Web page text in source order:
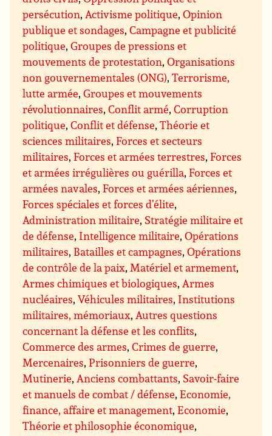
persécution,Activisme politique,Opinion
publique et sondages,Campagne et publicité
politique,Groupes de pressions et
mouvements de protestation,Organisations
non gouvernementales (ONG),Terrorisme,
lutte armée,Groupes et mouvements
révolutionnaires,Conflit armé,Corruption
politique,Conflit et défense,Théorie et
sciences militaires,Forces et secteurs
militaires,Forces et armées terrestres,Forces
et armées irrégulières ou guérilla,Forces et
armées navales,Forces et armées aériennes,
Forces spéciales et forces d’élite,
Administration militaire, Stratégie militaire et
de défense, Intelligence militaire,Opérations
militaires, Batailles et campagnes,Opérations
de contrôle de la paix,Matériel et armement,
Armes chimiques et biologiques,Armes
nucléaires,Véhicules militaires, Institutions
militaires, mémoriaux,Autres questions
concernant la défense et les conflits,
Commerce des armes,Crimes de guerre,
Mercenaires,Prisonniers de guerre,
Mutinerie,Anciens combattants, Savoir-faire
et manuels de combat / défense,Economie,
finance, affaire et management,Economie,
Théorie et philosophie économique,